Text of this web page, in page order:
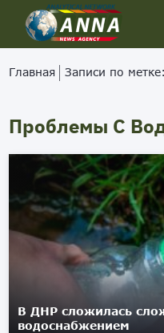
Главная Записи по метке:
Проблемы С
В ДНР сложилась
водоснабжением